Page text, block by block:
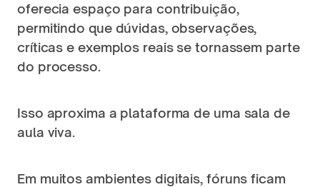
oferecia espaço para contribuição,
permitindo que dúvidas, observações,
críticas e exemplos reais se tornassem parte
do processo.
Isso aproxima a plataforma de uma sala de
aula viva.
Em muitos ambientes digitais, fóruns ficam